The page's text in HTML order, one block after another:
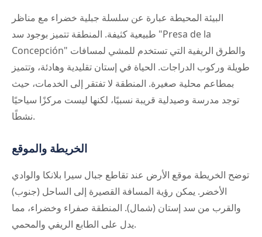
البيئة المحيطة عبارة عن سلسلة جبلية خضراء مع مناظر
طبيعية كثيفة. المنطقة تتميز بوجود سد "Presa de la
Concepción" والطرق الريفية التي تستخدم للمشي لمسافات
طويلة وركوب الدراجات. الحياة في إستان تقليدية وهادئة، وتتميز
بمطاعم محلية صغيرة. المنطقة لا تفتقر إلى الخدمات، حيث
توجد مدرسة وصيدلية قريبة نسبيًا، لكنها ليست مركزًا سياحيًا
نشطًا.
الخريطة والموقع
توضح الخريطة موقع الأرض عند تقاطع جبال سيرا بلانكا والوادي
الأخضر. يمكن رؤية المسافة القصيرة إلى الساحل (جنوب)
والقرب من سد إستان (شمال). المنطقة صفراء وخضراء، مما
يدل على الطابع الريفي والمحمي.